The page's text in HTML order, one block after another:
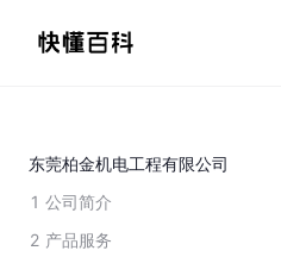
东莞柏金机电工程有限公司
1 公司简介
2 产品服务